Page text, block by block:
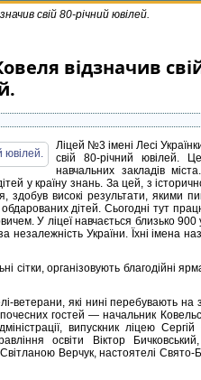
свій 80-річний ювілей.
відзначив
Ліцей №3 імені Лесі
свій 80-річний ювілей.
навчальних закладів
у країну знань. За цей, з
високі результати, якими
дітей. Сьогодні тут
У ліцеї навчається близько
України. Їхні імена
сітки, організовують благодійні
ветерани, які нині перебувають на
гостей — начальник
випускник ліцею
освіти Віктор
Верчук, настоятелі Свято-